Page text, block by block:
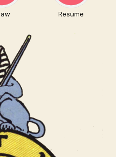
Resume